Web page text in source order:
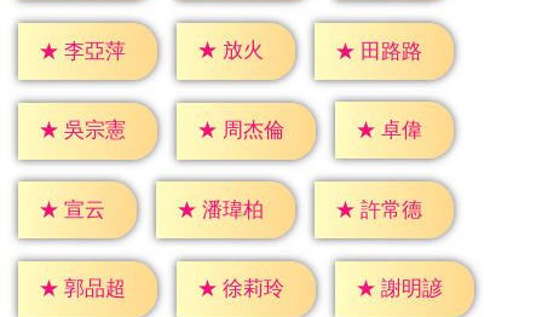
★ 李亞萍 ★ 放火 ★ 田路路
★ 吳宗憲 ★ 周杰倫 ★ 卓偉
★ 宣云 ★ 潘瑋柏 ★ 許常德
★ 郭品超 ★ 徐莉玲 ★ 謝明諺